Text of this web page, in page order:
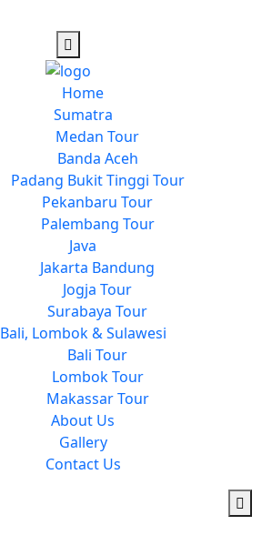
Home
Sumatra
Medan Tour
Banda Aceh
Padang Bukit Tinggi Tour
Pekanbaru Tour
Palembang Tour
Java
Jakarta Bandung
Jogja Tour
Surabaya Tour
Bali, Lombok & Sulawesi
Bali Tour
Lombok Tour
Makassar Tour
About Us
Gallery
Contact Us